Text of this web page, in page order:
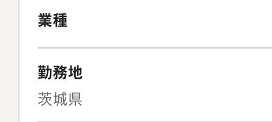
計、リーガルテック
業種
勤務地
茨城県